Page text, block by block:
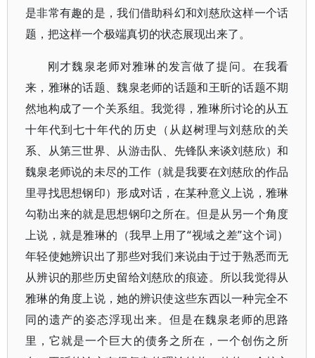
是非常有趣的是，我们借助科幻和刘慈欣这样一个话
题，把这样一个极端真切的状态展现出来了。
刚才魏泉老师对雅琳的发言做了提问。在我看
来，雅琳的话题、魏泉老师的话题和王昕的话题不期
然地构成了一个关系组。我觉得，雅琳所讨论的从五
十年代到七十年代的历史（从赵树理与刘慈欣的关
系、从第三世界、从游击队、先锋队来谈刘慈欣）和
魏泉老师说的未尽的工作（就是我要在刘慈欣的作品
里寻找思想钢印）形成对话，在某种意义上说，雅琳
勾勒出来的就是思想钢印之所在。但是从另一个角度
上说，就是雅琳的（我早上用了“视域之差”这个词）
年轻使她辨识出了那些对我们来说由于过于熟悉而无
从辨识的那些历史留给刘慈欣的痕迹。所以我觉得从
雅琳的角度上说，她的辨识使这些东西以一种完全不
同的遗产的姿态浮现出来。但是在魏泉老师的思路
里，它就是一个巨大的债务之所在，一个创伤之所